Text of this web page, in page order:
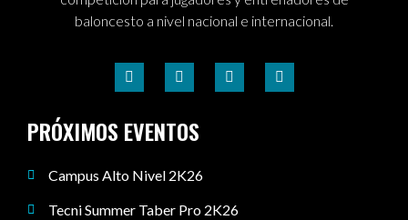
baloncesto a nivel nacional e internacional.
PRÓXIMOS EVENTOS
Campus Alto Nivel 2K26
Tecni Summer Taber Pro 2K26